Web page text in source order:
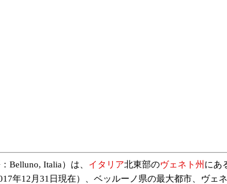
Belluno, Italia）は、 イタリア北東部のヴェネト州 にあ
年12月31日現在）、ベッルーノ県の最大都市、ヴ